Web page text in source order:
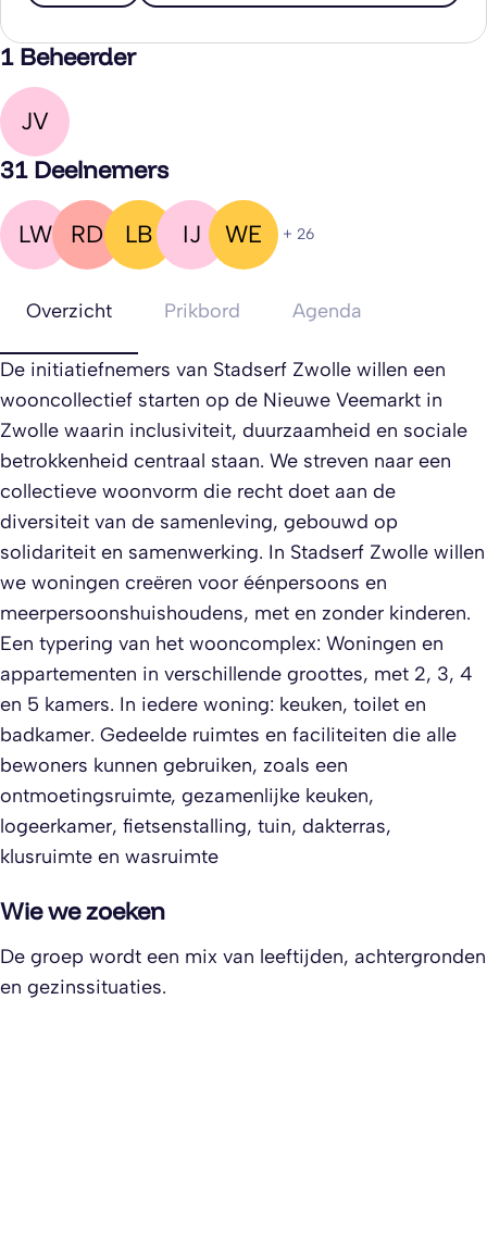
1 Beheerder
JV
31 Deelnemers
LW RD LB IJ WE + 26
Overzicht Prikbord Agenda
De initiatiefnemers van Stadserf Zwolle willen een
wooncollectief starten op de Nieuwe Veemarkt in
Zwolle waarin inclusiviteit, duurzaamheid en sociale
betrokkenheid centraal staan. We streven naar een
collectieve woonvorm die recht doet aan de
diversiteit van de samenleving, gebouwd op
solidariteit en samenwerking. In Stadserf Zwolle willen
we woningen creëren voor éénpersoons en
meerpersoonshuishoudens, met en zonder kinderen.
Een typering van het wooncomplex: Woningen en
appartementen in verschillende groottes, met 2, 3, 4
en 5 kamers. In iedere woning: keuken, toilet en
badkamer. Gedeelde ruimtes en faciliteiten die alle
bewoners kunnen gebruiken, zoals een
ontmoetingsruimte, gezamenlijke keuken,
logeerkamer, fietsenstalling, tuin, dakterras,
klusruimte en wasruimte
Wie we zoeken
De groep wordt een mix van leeftijden, achtergronden
en gezinssituaties.